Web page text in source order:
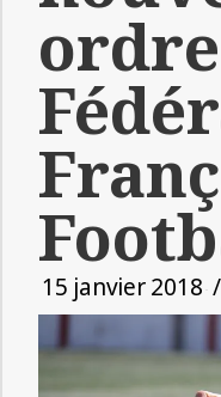
15 janvier 2018